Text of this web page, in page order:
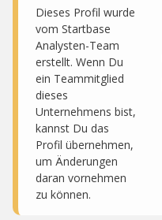
Dieses Profil wurde
vom Startbase
Analysten-Team
erstellt. Wenn Du
ein Teammitglied
dieses
Unternehmens bist,
kannst Du das
Profil übernehmen,
um Änderungen
daran vornehmen
zu können.